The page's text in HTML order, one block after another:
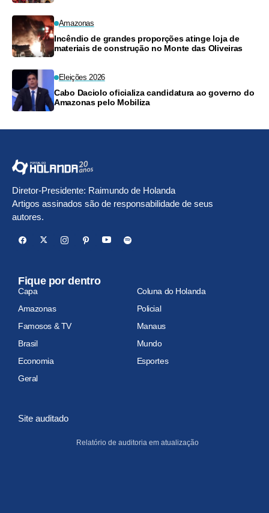
Amazonas
Incêndio de grandes proporções atinge loja de
materiais de construção no Monte das Oliveiras
Eleições 2026
Cabo Daciolo oficializa candidatura ao governo do
Amazonas pelo Mobiliza
Diretor-Presidente: Raimundo de Holanda
Artigos assinados são de responsabilidade de seus
autores.
Fique por dentro
Capa
Coluna do Holanda
Amazonas
Policial
Famosos & TV
Manaus
Brasil
Mundo
Economia
Esportes
Geral
Site auditado
Relatório de auditoria em atualização